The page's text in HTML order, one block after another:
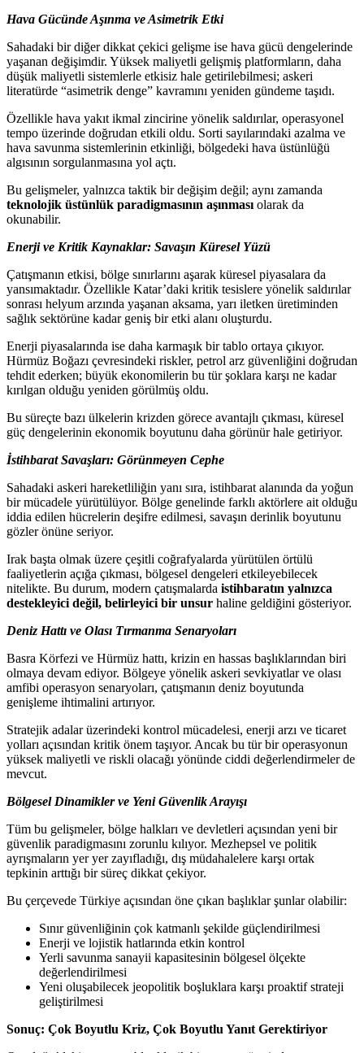
Hava Gücünde Aşınma ve Asimetrik Etki
Sahadaki bir diğer dikkat çekici gelişme ise hava gücü dengelerinde
yaşanan değişimdir. Yüksek maliyetli gelişmiş platformların, daha
düşük maliyetli sistemlerle etkisiz hale getirilebilmesi; askeri
literatürde “asimetrik denge” kavramını yeniden gündeme taşıdı.
Özellikle hava yakıt ikmal zincirine yönelik saldırılar, operasyonel
tempo üzerinde doğrudan etkili oldu. Sorti sayılarındaki azalma ve
hava savunma sistemlerinin etkinliği, bölgedeki hava üstünlüğü
algısının sorgulanmasına yol açtı.
Bu gelişmeler, yalnızca taktik bir değişim değil; aynı zamanda
teknolojik üstünlük paradigmasının aşınması olarak da
okunabilir.
Enerji ve Kritik Kaynaklar: Savaşın Küresel Yüzü
Çatışmanın etkisi, bölge sınırlarını aşarak küresel piyasalara da
yansımaktadır. Özellikle Katar’daki kritik tesislere yönelik saldırılar
sonrası helyum arzında yaşanan aksama, yarı iletken üretiminden
sağlık sektörüne kadar geniş bir etki alanı oluşturdu.
Enerji piyasalarında ise daha karmaşık bir tablo ortaya çıkıyor.
Hürmüz Boğazı çevresindeki riskler, petrol arz güvenliğini doğrudan
tehdit ederken; büyük ekonomilerin bu tür şoklara karşı ne kadar
kırılgan olduğu yeniden görülmüş oldu.
Bu süreçte bazı ülkelerin krizden görece avantajlı çıkması, küresel
güç dengelerinin ekonomik boyutunu daha görünür hale getiriyor.
İstihbarat Savaşları: Görünmeyen Cephe
Sahadaki askeri hareketliliğin yanı sıra, istihbarat alanında da yoğun
bir mücadele yürütülüyor. Bölge genelinde farklı aktörlere ait olduğu
iddia edilen hücrelerin deşifre edilmesi, savaşın derinlik boyutunu
gözler önüne seriyor.
Irak başta olmak üzere çeşitli coğrafyalarda yürütülen örtülü
faaliyetlerin açığa çıkması, bölgesel dengeleri etkileyebilecek
nitelikte. Bu durum, modern çatışmalarda istihbaratın yalnızca
destekleyici değil, belirleyici bir unsur haline geldiğini gösteriyor.
Deniz Hattı ve Olası Tırmanma Senaryoları
Basra Körfezi ve Hürmüz hattı, krizin en hassas başlıklarından biri
olmaya devam ediyor. Bölgeye yönelik askeri sevkiyatlar ve olası
amfibi operasyon senaryoları, çatışmanın deniz boyutunda
genişleme ihtimalini artırıyor.
Stratejik adalar üzerindeki kontrol mücadelesi, enerji arzı ve ticaret
yolları açısından kritik önem taşıyor. Ancak bu tür bir operasyonun
yüksek maliyetli ve riskli olacağı yönünde ciddi değerlendirmeler de
mevcut.
Bölgesel Dinamikler ve Yeni Güvenlik Arayışı
Tüm bu gelişmeler, bölge halkları ve devletleri açısından yeni bir
güvenlik paradigmasını zorunlu kılıyor. Mezhepsel ve politik
ayrışmaların yer yer zayıfladığı, dış müdahalelere karşı ortak
tepkinin arttığı bir süreç dikkat çekiyor.
Bu çerçevede Türkiye açısından öne çıkan başlıklar şunlar olabilir:
Sınır güvenliğinin çok katmanlı şekilde güçlendirilmesi
Enerji ve lojistik hatlarında etkin kontrol
Yerli savunma sanayii kapasitesinin bölgesel ölçekte
değerlendirilmesi
Yeni oluşabilecek jeopolitik boşluklara karşı proaktif strateji
geliştirilmesi
Sonuç: Çok Boyutlu Kriz, Çok Boyutlu Yanıt Gerektiriyor